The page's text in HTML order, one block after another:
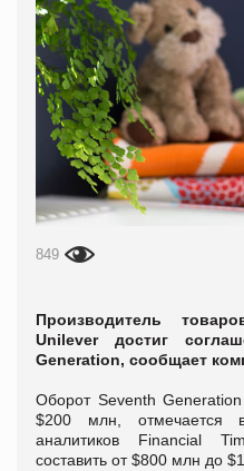
849
Производитель
Unilever достиг
Generation, сообщает
Оборот Seventh
$200 млн,
аналитиков Financial
составить от $800 млн до